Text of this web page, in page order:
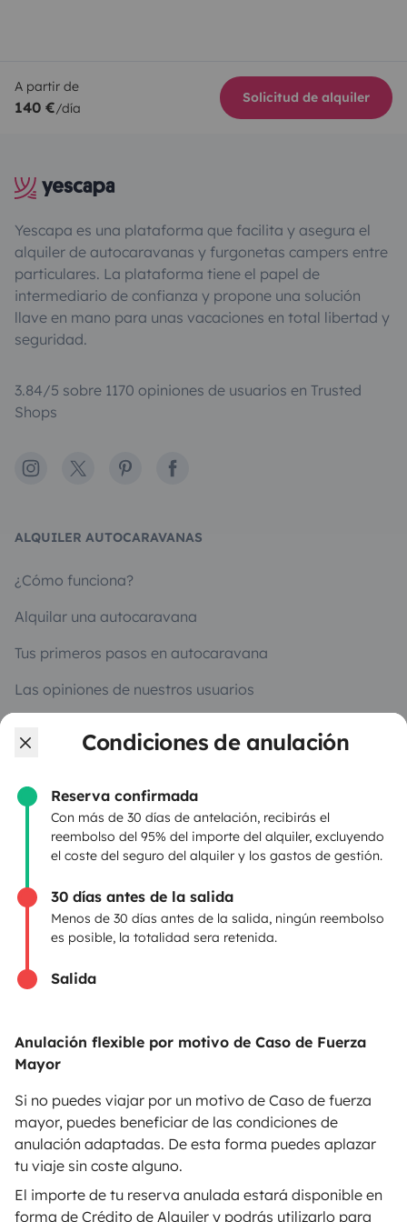
Condiciones de anulación
Reserva confirmada
Con más de 30 días de antelación, recibirás el
reembolso del 95% del importe del alquiler, excluyendo
el coste del seguro del alquiler y los gastos de gestión.
30 días antes de la salida
Menos de 30 días antes de la salida, ningún reembolso
es posible, la totalidad sera retenida.
Salida
Anulación flexible por motivo de Caso de Fuerza
Mayor
Si no puedes viajar por un motivo de Caso de fuerza
mayor, puedes beneficiar de las condiciones de
anulación adaptadas. De esta forma puedes aplazar
tu viaje sin coste alguno.
El importe de tu reserva anulada estará disponible en
forma de Crédito de Alquiler y podrás utilizarlo para
A partir de
140 €/día
Solicitud de alquiler
Yescapa es una plataforma que facilita y asegura el
alquiler de autocaravanas y furgonetas campers entre
particulares. La plataforma tiene el papel de
intermediario de confianza y propone una solución
llave en mano para unas vacaciones en total libertad y
seguridad.
3.84/5 sobre 1170 opiniones de usuarios en Trusted
Shops
Instagram
X PinterestFacebook
ALQUILER AUTOCARAVANAS
¿Cómo funciona?
Alquilar una autocaravana
Tus primeros pasos en autocaravana
Las opiniones de nuestros usuarios
PROPIETARIOS
Anunciar un vehículo
Seguros de alquiler
Asistencias de alquiler
Ayuda propietario
Medios de pago seguros Pago en varios plazos
Descargar en
App Store
Disponible en